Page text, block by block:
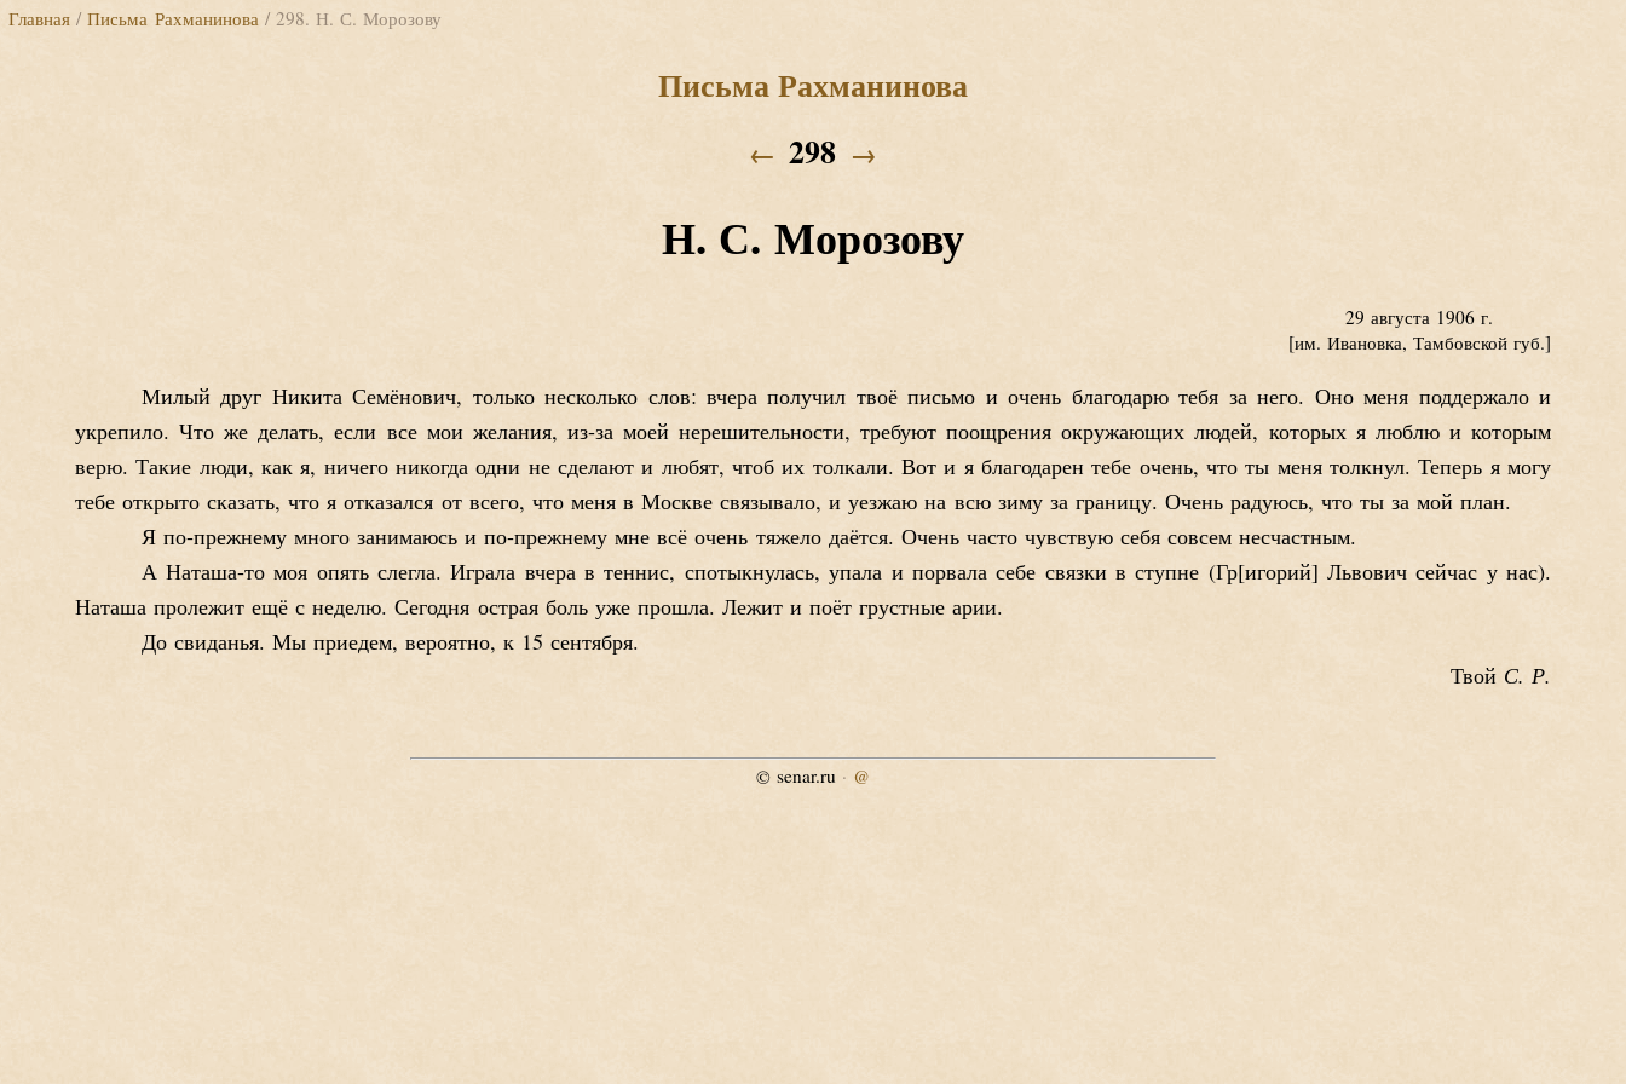
Главная /Письма Рахманинова/ 298. Н. С. Морозову
Письма Рахманинова
← 298 →
Н. С. Морозову
29 августа 1906 г.
[им. Ивановка, Тамбовской губ.]
Милый друг Никита Семёнович, только несколько слов: вчера получил твоё письмо и очень благодарю тебя за него. Оно меня поддержало и
укрепило. Что же делать, если все мои желания, из-за моей нерешительности, требуют поощрения окружающих людей, которых я люблю и которым
верю. Такие люди, как я, ничего никогда одни не сделают и любят, чтоб их толкали. Вот и я благодарен тебе очень, что ты меня толкнул. Теперь я могу
тебе открыто сказать, что я отказался от всего, что меня в Москве связывало, и уезжаю на всю зиму за границу. Очень радуюсь, что ты за мой план.
Я по-прежнему много занимаюсь и по-прежнему мне всё очень тяжело даётся. Очень часто чувствую себя совсем несчастным.
А Наташа-то моя опять слегла. Играла вчера в теннис, спотыкнулась, упала и порвала себе связки в ступне (Гр игорий Львович сейчас у нас).
Наташа пролежит ещё с неделю. Сегодня острая боль уже прошла. Лежит и поёт грустные арии.
До свиданья. Мы приедем, вероятно, к 15 сентября.
Твой С. Р.
©senar.ru · @